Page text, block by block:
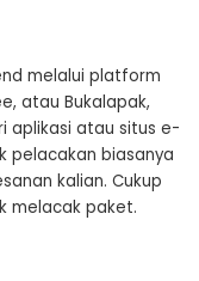
melalui platform
atau Bukalapak,
aplikasi atau situs e-
pelacakan biasanya
kalian. Cukup
melacak paket.